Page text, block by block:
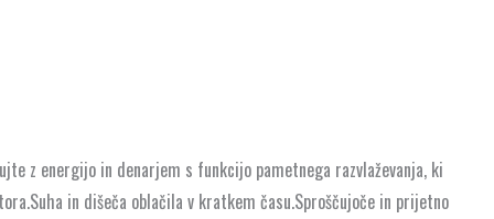
z energijo in denarjem s funkcijo pametnega razvlaževanja, ki
in dišeča oblačila v kratkem času.Sproščujoče in prijetno